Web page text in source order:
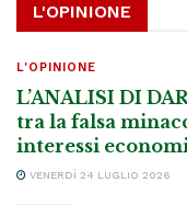
L'OPINIONE
L'OPINIONE
L’ANALISI DI
tra la falsa
interessi
VENERDÌ 24 LUGLIO 2026